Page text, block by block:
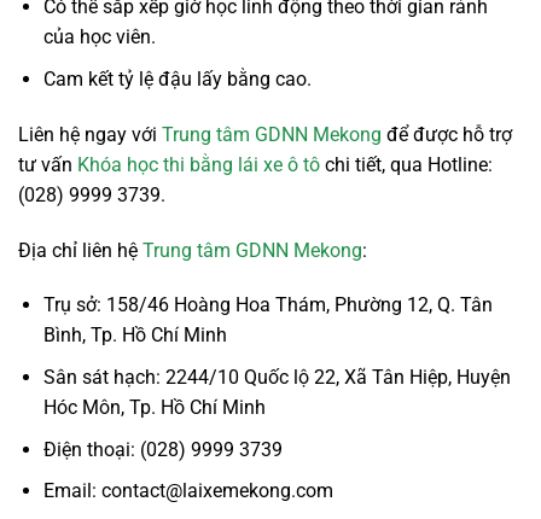
Có thể sắp xếp giờ học linh động theo thời gian rảnh
của học viên.
Cam kết tỷ lệ đậu lấy bằng cao.
Liên hệ ngay với Trung tâm GDNN Mekong để được hỗ trợ
tư vấn Khóa học thi bằng lái xe ô tô chi tiết, qua Hotline:
(028) 9999 3739.
Địa chỉ liên hệ Trung tâm GDNN Mekong:
Trụ sở: 158/46 Hoàng Hoa Thám, Phường 12, Q. Tân
Bình, Tp. Hồ Chí Minh
Sân sát hạch: 2244/10 Quốc lộ 22, Xã Tân Hiệp, Huyện
Hóc Môn, Tp. Hồ Chí Minh
Điện thoại: (028) 9999 3739
Email: contact@laixemekong.com